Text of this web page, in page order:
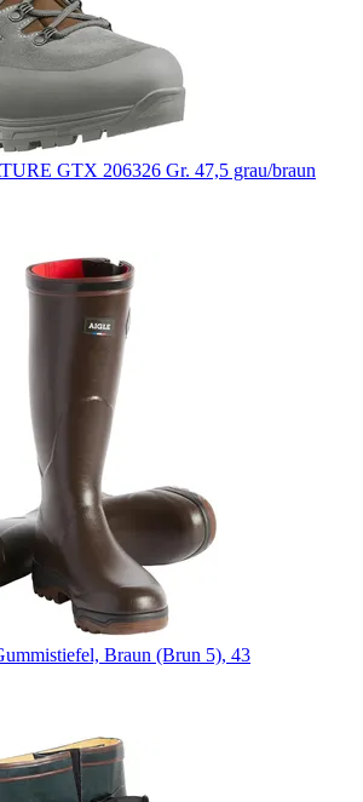
GTX 206326 Gr. 47,5 grau/braun
Braun (Brun 5), 43